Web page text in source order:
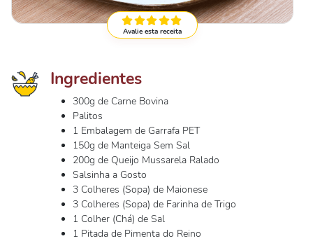
Avalie esta receita
Ingredientes
300g de Carne Bovina
Palitos
1 Embalagem de Garrafa PET
150g de Manteiga Sem Sal
200g de Queijo Mussarela Ralado
Salsinha a Gosto
3 Colheres (Sopa) de Maionese
3 Colheres (Sopa) de Farinha de Trigo
1 Colher (Chá) de Sal
1 Pitada de Pimenta do Reino